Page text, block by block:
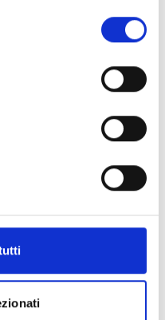
del consorzio. Per gli
con una popolazione
hub nel consorzio.
devono avere sede
Euro